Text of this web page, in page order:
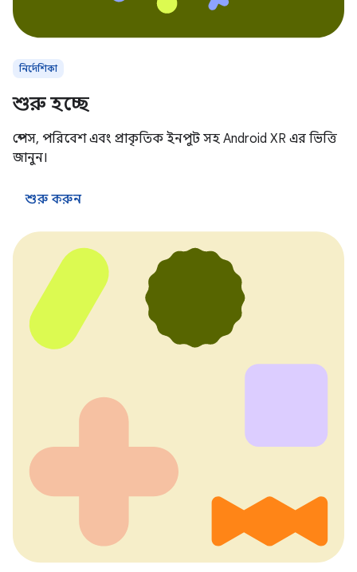
নির্দেশিকা
শুরু হচ্ছে
স্পেস, পরিবেশ এবং প্রাকৃতিক ইনপুট সহ Android XR এর ভিত্তি
জানুন।
শুরু করুন